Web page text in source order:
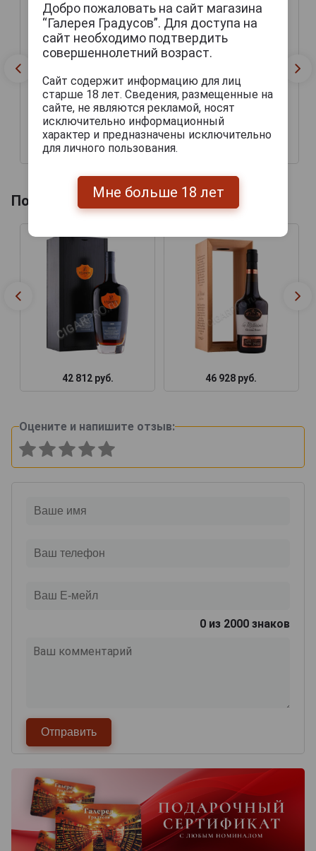
42 444 руб.
Похожие товары по году производства
42 812 руб. 46 928 руб.
Оцените и напишите отзыв:
0 из 2000 знаков
Добро пожаловать на сайт магазина
“Галерея Градусов”. Для доступа на
сайт необходимо подтвердить
совершеннолетний возраст.
Сайт содержит информацию для лиц
старше 18 лет. Сведения, размещенные на
сайте, не являются рекламой, носят
исключительно информационный
характер и предназначены исключительно
для личного пользования.
Мне больше 18 лет